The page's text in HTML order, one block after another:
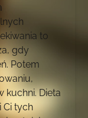
to
gdy
Potem
kuchni. Dieta
Ci tych